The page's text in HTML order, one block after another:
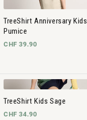
TreeShirt Anniversary Kids
Pumice
CHF 39.90
TreeShirt Kids Sage
CHF 34.90